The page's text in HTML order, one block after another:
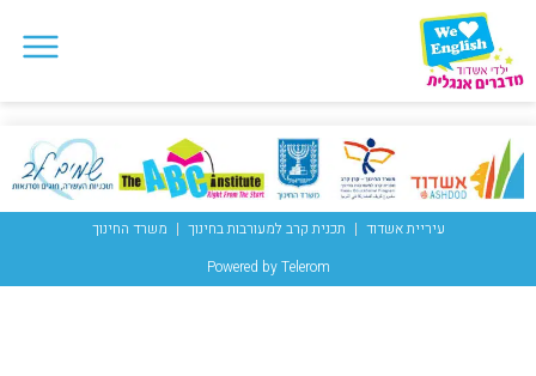
עיריית אשדוד תכנית קרב למעורבות בחינוך
משרד החינוך
Powered by Telerom